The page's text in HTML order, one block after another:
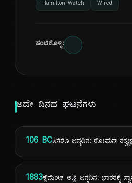
Hamilton Watch Wired
ಹಂಚಿಕೊಳ್ಳಿ:
ಅದೇ ದಿನದ ಘಟನೆಗಳು
106 BCಸಿಸೆರೊ ಜನ್ಮದಿನ: ರೋಮನ್
1883ಕ್ಲೆಮೆಂಟ್ ಅಟ್ಲಿ ಜನ್ಮದಿನ: ಭಾರತಕ್ಕೆ